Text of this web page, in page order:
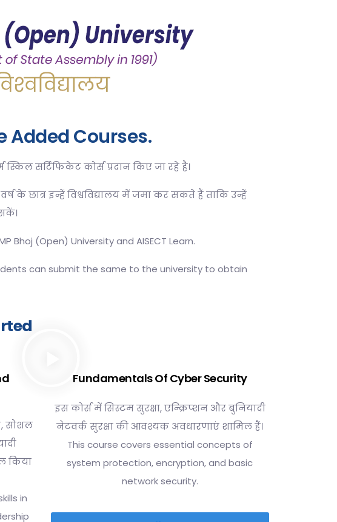
Added Courses.
सर्टिफिकेट कोर्स प्रदान किए जा रहे है।
के छात्र इन्हें विश्वविद्यालय में जमा कर सकते हैं ताकि उन्हें
(Open) University and AISECT Learn.
can submit the same to the university to obtain
सोशल
किया
in
Fundamentals Of Cyber Security
इस कोर्स में सिस्टम सुरक्षा, एन्क्रिप्शन और बुनियादी
नेटवर्क सुरक्षा की आवश्यक अवधारणाएं शामिल हैं।
This course covers essential concepts of
system protection, encryption, and basic
network security.